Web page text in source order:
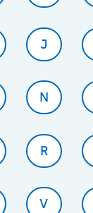
J
N
R
V